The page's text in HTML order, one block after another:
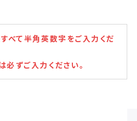
べて半角英数字をご入力くだ
必ずご入力ください。